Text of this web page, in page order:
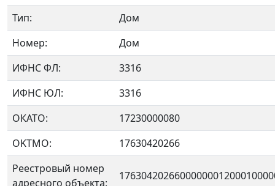
Тип:
Дом
Номер:
Дом
ИФНС ФЛ:
3316
ИФНС ЮЛ:
3316
ОКАТО:
17230000080
OKTMO:
17630420266
Реестровый номер
адресного объекта: